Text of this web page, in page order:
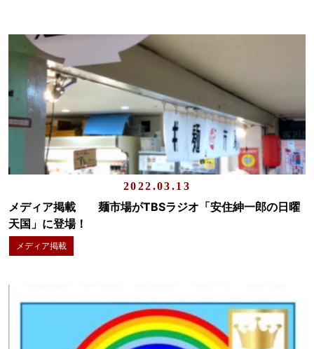
2022.03.13
メディア掲載 麺市場がTBSラジオ「安住紳一郎の日曜
天国」に登場！
メディア掲載